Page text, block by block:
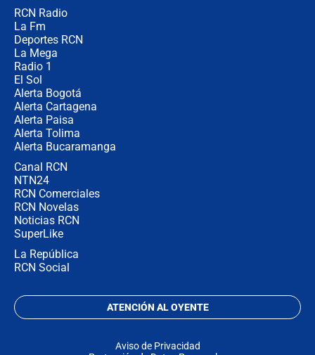
RCN Radio
La Fm
Deportes RCN
La Mega
Radio 1
El Sol
Alerta Bogotá
Alerta Cartagena
Alerta Paisa
Alerta Tolima
Alerta Bucaramanga
Canal RCN
NTN24
RCN Comerciales
RCN Novelas
Noticias RCN
SuperLike
La República
RCN Social
ATENCIÓN AL OYENTE
Aviso de Privacidad